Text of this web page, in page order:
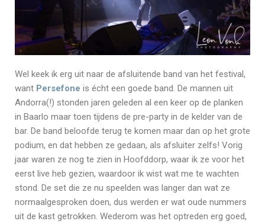
Wel keek ik erg uit naar de afsluitende band van het festival,
want Persefone is écht een goede band. De mannen uit
Andorra(!) stonden jaren geleden al een keer op de planken
in Baarlo maar toen tijdens de pre-party in de kelder van de
bar. De band beloofde terug te komen maar dan op het grote
podium, en dat hebben ze gedaan, als afsluiter zelfs! Vorig
jaar waren ze nog te zien in Hoofddorp, waar ik ze voor het
eerst live heb gezien, waardoor ik wist wat me te wachten
stond. De set die ze nu speelden was langer dan wat ze
normaalgesproken doen, dus werden er wat oude nummers
uit de kast getrokken. Wederom was het optreden erg goed,